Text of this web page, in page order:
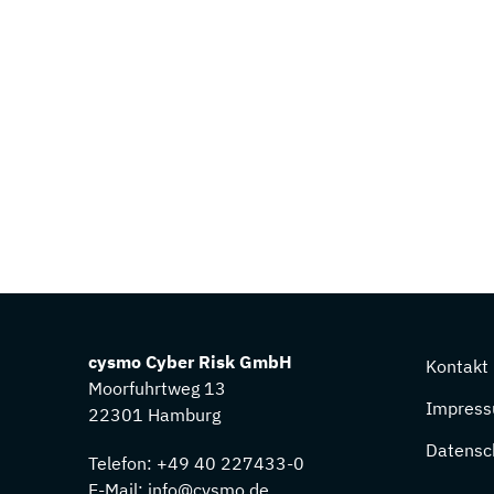
cysmo Cyber Risk GmbH
Moorfuhrtweg 13
22301 Hamburg
Telefon: +49 40 227433-0
Kontakt